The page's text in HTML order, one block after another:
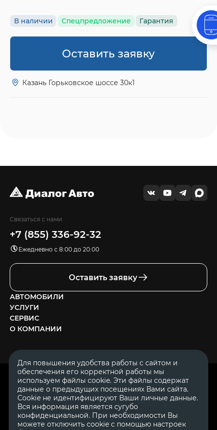
В наличии Спецпредложение Гарантия
Оставить заявку
Казань Горьковское шоссе 30к1
Связаться с нами
+7 (855) 336-92-32
Ежедневно с 8:00 до 20:00
Оставить заявку
АВТОМОБИЛИ
УСЛУГИ
СЕРВИС
О КОМПАНИИ
© 2007—2026 «Диалог Авто» — автосалон. Все права защищены.
Обращаем Ваше внимание на то, что данный Интернет-сайт
носит исключительно информационный характер и ни при
каких условиях не является публичной офертой, определяемой
положениями Статьи 437 Гражданского Кодекса Российской
ОГРН 1111644005153
ИНН 1644062657
Для повышения удобства работы с сайтом и
обеспечения его корректной работы мы
используем файлы cookie. Эти файлы содержат
данные о предыдущих посещениях Вами сайта.
Cookie не идентифицируют Ваши личные данные.
Вся информация является сугубо
конфиденциальной. При необходимости Вы
можете отключить cookie с помощью настроек